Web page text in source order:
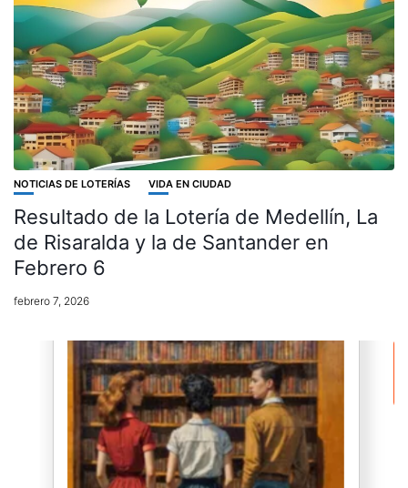
NOTICIAS DE LOTERÍAS VIDA EN CIUDAD
Resultado de la Lotería de Medellín, La
de Risaralda y la de Santander en
Febrero 6
febrero 7, 2026